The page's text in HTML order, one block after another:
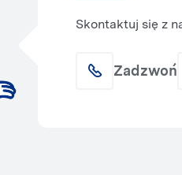
Skontaktuj się z
Zadzwoń